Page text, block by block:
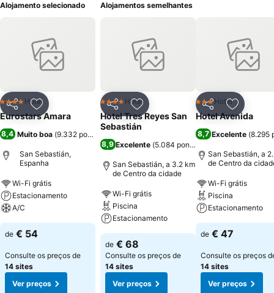
com secador de cabelo. O Restaurante Plaza, no hotel, serve pratos
proximidades. Os funcionários da recepção 24 horas do Hotel
Amara Plaza podem ajudá-lo a reservar bilhetes para visitas
guiadas e espectáculos ao vivo. Também poderá alugar uma
disponibiliza sala de conferências e centro financeiro. A Catedral de
São Sebastião e o Estádio Anoeta ficam a uma agradável
caminhada de 10 minutos do Silken Amara Plaza. A Praia Concha
está a 1.5 km.
Alojamento selecionado
PartilharAdicionar aos favoritos
4 EstrelasHotel
Eurostars Amara
8,4 Muito boa (9.332 pontuações
San Sebastián,
Espanha
Wi-Fi grátis
Estacionamento
A/C
de € 54
Consulte os preços de
14 sites
Ver preços
Alojamentos semelhantes
PartilharAdicionar aos favoritos
4 EstrelasHotel
Hotel Tres Reyes San
Sebastián
8,9Excelente (5.084 pontuações
San Sebastián, a 3.2 km
de Centro da cidade
Wi-Fi grátis
Piscina
Estacionamento
de € 68
Consulte os preços de
14 sites
Ver preços
Partilhar
3 Estrelas
Hotel
Hotel Avenida
8,7 Excelente (8.295
San Sebastián, a
de Centro da
Wi-Fi grátis
Piscina
Estacionamento
de € 47
Consulte os preços
14 sites
Ver preços